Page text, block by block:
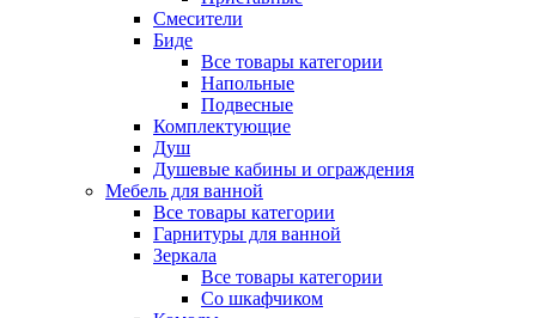
Смесители
Биде
Все товары категории
Напольные
Подвесные
Комплектующие
Душ
Душевые кабины и ограждения
Мебель для ванной
Все товары категории
Гарнитуры для ванной
Зеркала
Все товары категории
Со шкафчиком